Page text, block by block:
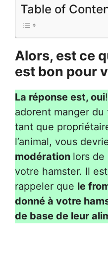
Table of
Alors, est ce
est bon pour
La réponse est, oui
adorent manger du
tant que
l’animal, vous
modération lors de
votre hamster. Il
rappeler que le
donné à votre
de base de leur